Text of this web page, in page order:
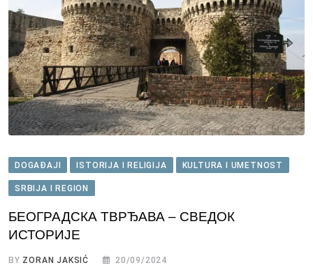
DOGAĐAJI ISTORIJA I RELIGIJA KULTURA I UMETNOST
SRBIJA I REGION
БЕОГРАДСКА ТВРЂАВА – СВЕДОК
ИСТОРИЈЕ
BY ZORAN JAKSIĆ 20/09/2024